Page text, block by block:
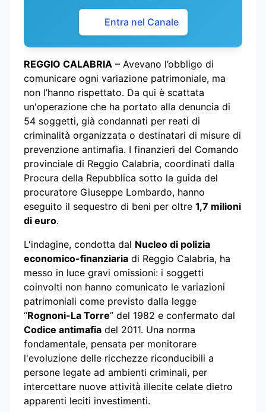
Entra nel Canale
REGGIO CALABRIA – Avevano l’obbligo di
comunicare ogni variazione patrimoniale, ma
non l’hanno rispettato. Da qui è scattata
un'operazione che ha portato alla denuncia di
54 soggetti, già condannati per reati di
criminalità organizzata o destinatari di misure di
prevenzione antimafia. I finanzieri del Comando
provinciale di Reggio Calabria, coordinati dalla
Procura della Repubblica sotto la guida del
procuratore Giuseppe Lombardo, hanno
eseguito il sequestro di beni per oltre 1,7 milioni
di euro.
L'indagine, condotta dal Nucleo di polizia
economico-finanziaria di Reggio Calabria, ha
messo in luce gravi omissioni: i soggetti
coinvolti non hanno comunicato le variazioni
patrimoniali come previsto dalla legge
“Rognoni-La Torre” del 1982 e confermato dal
Codice antimafia del 2011. Una norma
fondamentale, pensata per monitorare
l'evoluzione delle ricchezze riconducibili a
persone legate ad ambienti criminali, per
intercettare nuove attività illecite celate dietro
apparenti leciti investimenti.